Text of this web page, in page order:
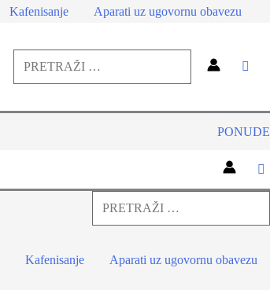
Kafenisanje Aparati uz ugovornu obavezu
Pretraga
za:
PONUDE
Pretraga
za:
Kafenisanje Aparati uz ugovornu obavezu